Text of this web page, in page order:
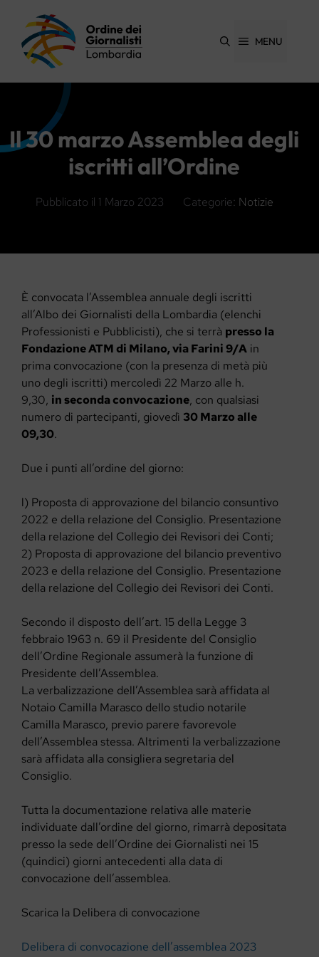
contenuto
MENU
Il 30 marzo Assemblea degli
iscritti all’Ordine
Pubblicato il 1 Marzo 2023 Categorie: Notizie
È convocata l’Assemblea annuale degli iscritti
all’Albo dei Giornalisti della Lombardia (elenchi
Professionisti e Pubblicisti), che si terrà presso la
Fondazione ATM di Milano, via Farini 9/A in
prima convocazione (con la presenza di metà più
uno degli iscritti) mercoledì 22 Marzo alle h.
9,30, in seconda convocazione, con qualsiasi
numero di partecipanti, giovedì 30 Marzo alle
09,30.
Due i punti all’ordine del giorno:
l) Proposta di approvazione del bilancio consuntivo
2022 e della relazione del Consiglio. Presentazione
della relazione del Collegio dei Revisori dei Conti;
2) Proposta di approvazione del bilancio preventivo
2023 e della relazione del Consiglio. Presentazione
della relazione del Collegio dei Revisori dei Conti.
Secondo il disposto dell’art. 15 della Legge 3
febbraio 1963 n. 69 il Presidente del Consiglio
dell’Ordine Regionale assumerà la funzione di
Presidente dell’Assemblea.
La verbalizzazione dell’Assemblea sarà affidata al
Notaio Camilla Marasco dello studio notarile
Camilla Marasco, previo parere favorevole
dell’Assemblea stessa. Altrimenti la verbalizzazione
sarà affidata alla consigliera segretaria del
Consiglio.
Tutta la documentazione relativa alle materie
individuate dall’ordine del giorno, rimarrà depositata
presso la sede dell’Ordine dei Giornalisti nei 15
(quindici) giorni antecedenti alla data di
convocazione dell’assemblea.
Scarica la Delibera di convocazione
Delibera di convocazione dell’assemblea 2023